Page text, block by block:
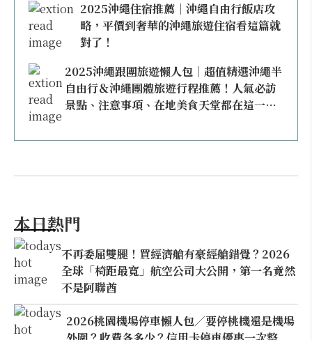
2025沖繩住宿推薦｜沖繩自由行飯店攻
略，平價到奢華的沖繩旅遊住宿看這篇就
對了！
2025沖繩跟團旅遊懶人包｜超值精選沖繩半
自由行＆沖繩團體旅遊行程推薦！人氣必訪
景點、注意事項、在地美食天堂都在這一
本日熱門
不再委屈雙腿！買經濟艙有豪經艙錯覺？2026
全球「椅距最寬」航空公司大公開，第一名竟然
不是阿聯酋
2026桃園機場停車懶人包／要停桃機還是機場